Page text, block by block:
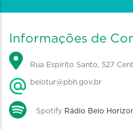
Informações de
Rua Espírito Santo, 527
belotur@pbh.gov.br
Spotify Rádio Belo